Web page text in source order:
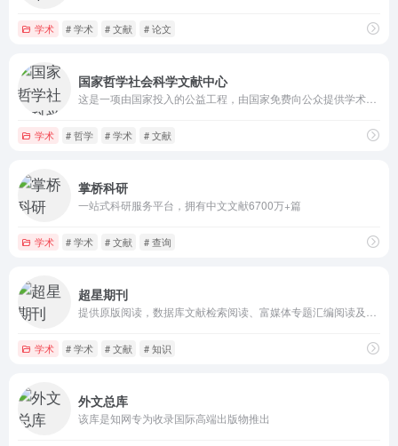
学术 # 学术 # 文献 # 论文
国家哲学社会科学文献中心
学术 # 哲学 # 学术 # 文献
掌桥科研
一站式科研服务平台，拥有中文文献6700万+篇
学术 # 学术 # 文献 # 查询
超星期刊
学术 # 学术 # 文献 # 知识
外文总库
该库是知网专为收录国际高端出版物推出